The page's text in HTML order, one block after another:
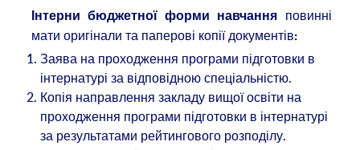
Інтерни бюджетної форми навчання
повинні
мати оригінали та паперові копії документів:
Заява на проходження програми підготовки в
інтернатурі за відповідною спеціальністю.
Копія направлення закладу вищої освіти на
проходження програми підготовки в інтернатурі
за результатами рейтингового розподілу.